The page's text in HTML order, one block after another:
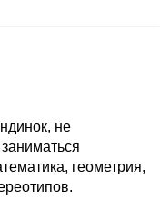
не
геометрия,